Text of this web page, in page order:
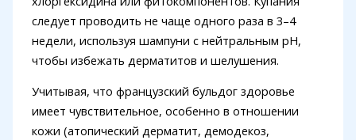
следует проводить не чаще одного раза в 3–4
недели, используя шампуни с нейтральным pH,
чтобы избежать дерматитов и шелушения.
Учитывая, что французский бульдог здоровье
имеет чувствительное, особенно в отношении
кожи (атопический дерматит, демодекоз,